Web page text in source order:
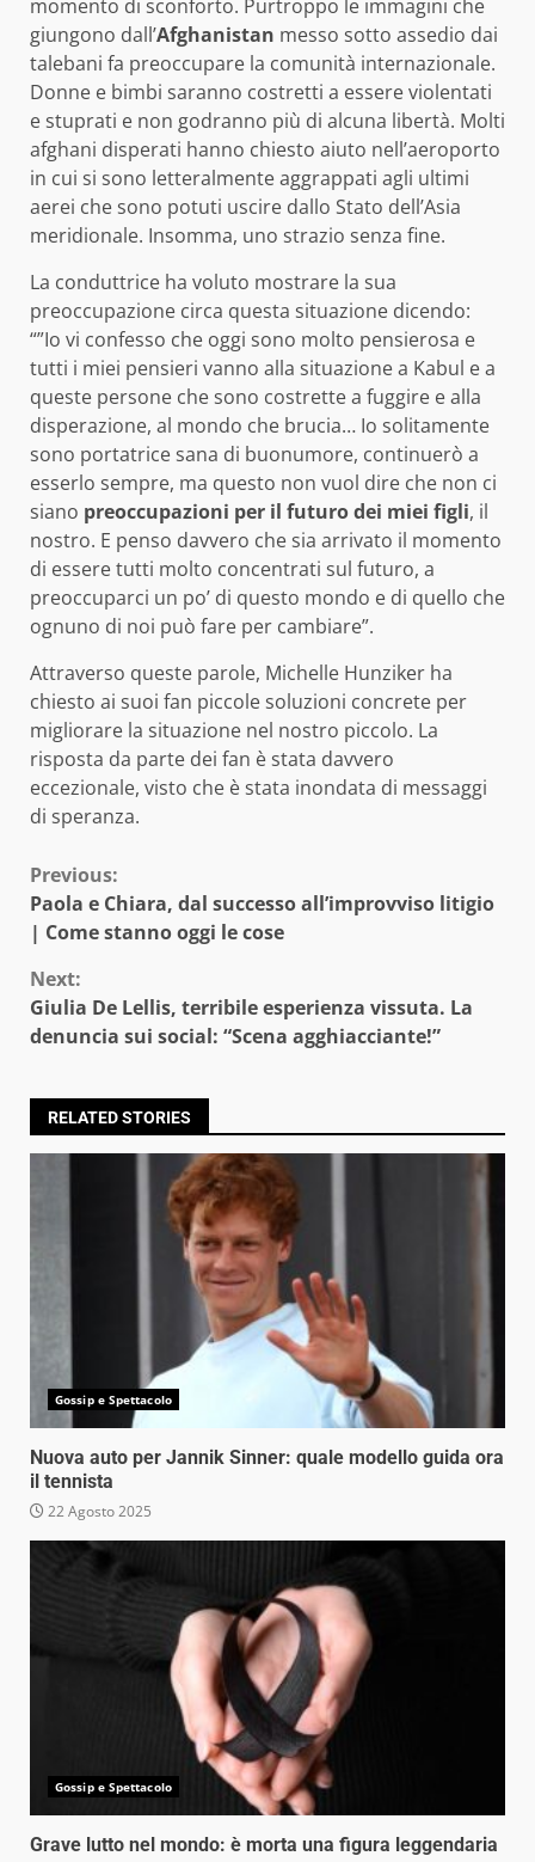
momento di sconforto. Purtroppo le immagini che
giungono dall’Afghanistan messo sotto assedio dai
talebani fa preoccupare la comunità internazionale.
Donne e bimbi saranno costretti a essere violentati
e stuprati e non godranno più di alcuna libertà. Molti
afghani disperati hanno chiesto aiuto nell’aeroporto
in cui si sono letteralmente aggrappati agli ultimi
aerei che sono potuti uscire dallo Stato dell’Asia
meridionale. Insomma, uno strazio senza fine.
La conduttrice ha voluto mostrare la sua
preoccupazione circa questa situazione dicendo:
“”Io vi confesso che oggi sono molto pensierosa e
tutti i miei pensieri vanno alla situazione a Kabul e a
queste persone che sono costrette a fuggire e alla
disperazione, al mondo che brucia… Io solitamente
sono portatrice sana di buonumore, continuerò a
esserlo sempre, ma questo non vuol dire che non ci
siano preoccupazioni per il futuro dei miei figli, il
nostro. E penso davvero che sia arrivato il momento
di essere tutti molto concentrati sul futuro, a
preoccuparci un po’ di questo mondo e di quello che
ognuno di noi può fare per cambiare”.
Attraverso queste parole, Michelle Hunziker ha
chiesto ai suoi fan piccole soluzioni concrete per
migliorare la situazione nel nostro piccolo. La
risposta da parte dei fan è stata davvero
eccezionale, visto che è stata inondata di messaggi
di speranza.
Continue
Reading
Previous:
Paola e Chiara, dal successo all’improvviso litigio
| Come stanno oggi le cose
Next:
Giulia De Lellis, terribile esperienza vissuta. La
denuncia sui social: “Scena agghiacciante!”
RELATED STORIES
Gossip e Spettacolo
Nuova auto per Jannik Sinner: quale modello guida ora
il tennista
22 Agosto 2025
Gossip e Spettacolo
Grave lutto nel mondo: è morta una figura leggendaria